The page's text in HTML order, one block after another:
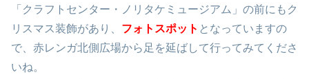
「クラフトセンター・ノリタケミュージアム」の前にもク
リスマス装飾があり、 フォトスポット となっていますの
で、赤レンガ北側広場から足を延ばして行ってみてくださ
いね。